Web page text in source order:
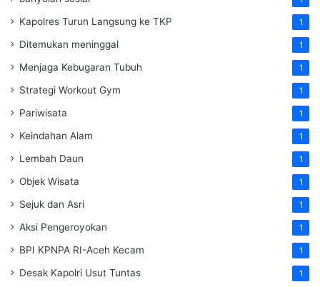
Kapolres Turun Langsung ke TKP 1
Ditemukan meninggal 1
Menjaga Kebugaran Tubuh 1
Strategi Workout Gym 1
Pariwisata 1
Keindahan Alam 1
Lembah Daun 1
Objek Wisata 1
Sejuk dan Asri 1
Aksi Pengeroyokan 1
BPI KPNPA RI-Aceh Kecam 1
Desak Kapolri Usut Tuntas 1